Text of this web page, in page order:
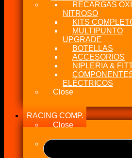
RECARGAS
NITROSO
KITS
MULTIPUNTO
UPGRADE
BOTELLAS
ACCESORIOS
NIPLERIA &
ELÉCTRICOS
Close
RACING COMP.
Close